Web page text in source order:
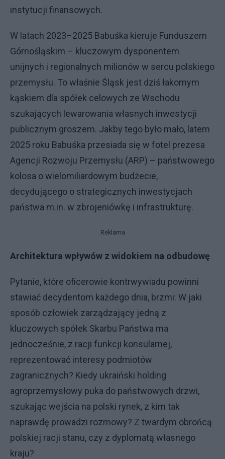
instytucji finansowych.
W latach 2023–2025 Babuśka kieruje Funduszem
Górnośląskim – kluczowym dysponentem
unijnych i regionalnych milionów w sercu polskiego
przemysłu. To właśnie Śląsk jest dziś łakomym
kąskiem dla spółek celowych ze Wschodu
szukających lewarowania własnych inwestycji
publicznym groszem. Jakby tego było mało, latem
2025 roku Babuśka przesiada się w fotel prezesa
Agencji Rozwoju Przemysłu (ARP) – państwowego
kolosa o wielomiliardowym budżecie,
decydującego o strategicznych inwestycjach
państwa m.in. w zbrojeniówkę i infrastrukturę.
Reklama
Architektura wpływów z widokiem na odbudowę
Pytanie, które oficerowie kontrwywiadu powinni
stawiać decydentom każdego dnia, brzmi: W jaki
sposób człowiek zarządzający jedną z
kluczowych spółek Skarbu Państwa ma
jednocześnie, z racji funkcji konsularnej,
reprezentować interesy podmiotów
zagranicznych? Kiedy ukraiński holding
agroprzemysłowy puka do państwowych drzwi,
szukając wejścia na polski rynek, z kim tak
naprawdę prowadzi rozmowy? Z twardym obrońcą
polskiej racji stanu, czy z dyplomatą własnego
kraju?